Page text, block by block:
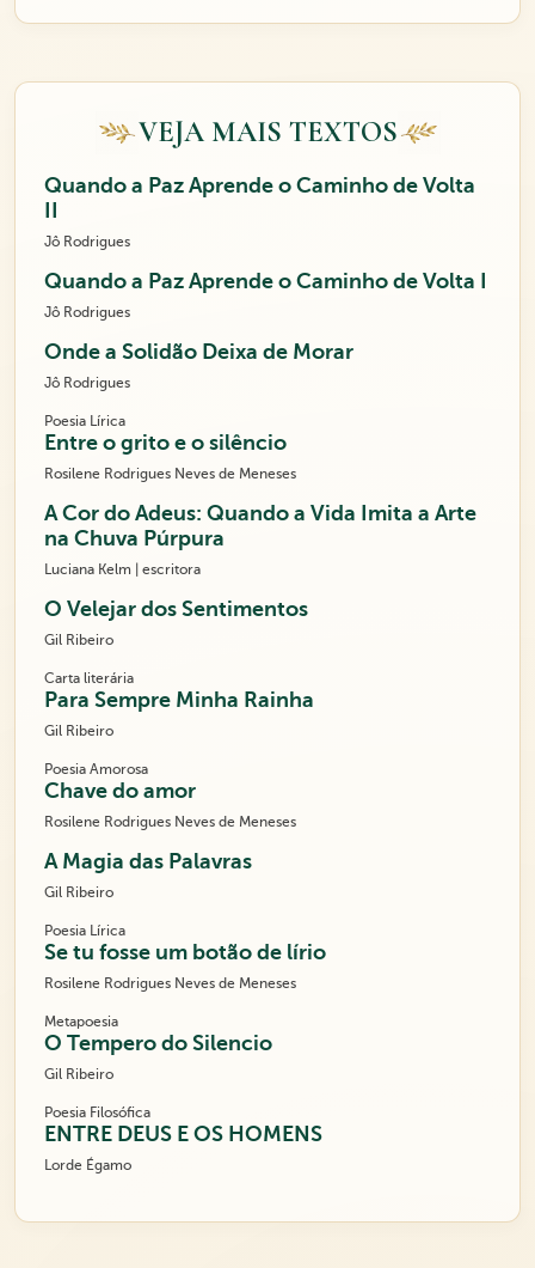
VEJA MAIS TEXTOS
Quando a Paz Aprende o Caminho de Volta
Jô Rodrigues
Quando a Paz Aprende o Caminho de Volta I
Jô Rodrigues
Onde a Solidão Deixa de Morar
Jô Rodrigues
Poesia Lírica
Entre o grito e o silêncio
Rosilene Rodrigues Neves de Meneses
A Cor do Adeus: Quando a Vida Imita a Arte
na Chuva Púrpura
Luciana Kelm | escritora
O Velejar dos Sentimentos
Gil Ribeiro
Carta literária
Para Sempre Minha Rainha
Gil Ribeiro
Poesia Amorosa
Chave do amor
Rosilene Rodrigues Neves de Meneses
A Magia das Palavras
Gil Ribeiro
Poesia Lírica
Se tu fosse um botão de lírio
Rosilene Rodrigues Neves de Meneses
Metapoesia
O Tempero do Silencio
Gil Ribeiro
Poesia Filosófica
ENTRE DEUS E OS HOMENS
Lorde Égamo